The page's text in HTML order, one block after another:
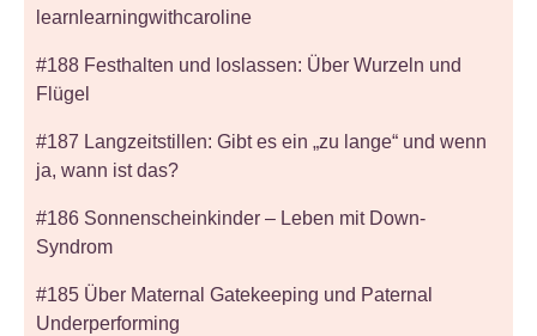
learnlearningwithcaroline
#188 Festhalten und loslassen: Über Wurzeln und
Flügel
#187 Langzeitstillen: Gibt es ein „zu lange“ und wenn
ja, wann ist das?
#186 Sonnenscheinkinder – Leben mit Down-
Syndrom
#185 Über Maternal Gatekeeping und Paternal
Underperforming